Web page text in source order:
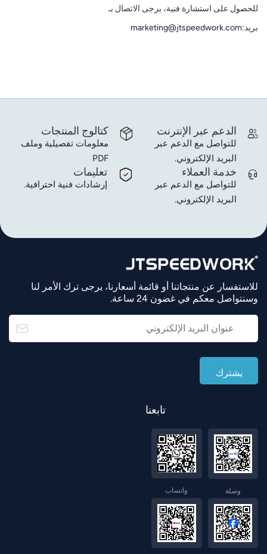
Nederland
Ελληνικά
Melayu
Polski
Indonesia
magyar
للحصول على استشارة فنية، يرجى الاتصال بـ
بريد:marketing@jtspeedwork.com
كتالوج المنتجات
معلومات تفصيلية وملف
PDF
الدعم عبر الإنترنت
للتواصل مع الدعم عبر
البريد الإلكتروني.
تعليمات
إرشادات فنية احترافية.
خدمة العملاء
للتواصل مع الدعم عبر
البريد الإلكتروني.
للاستفسار عن منتجاتنا أو قائمة أسعارنا، يرجى ترك الأمر لنا
وسنتواصل معكم في غضون 24 ساعة.
تابعنا
واتساب وصلة